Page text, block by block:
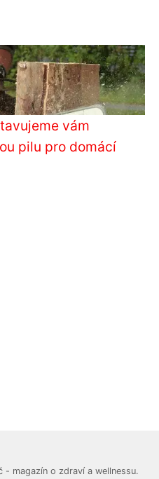
vám
pilu pro domácí
magazín o zdraví a wellnessu.